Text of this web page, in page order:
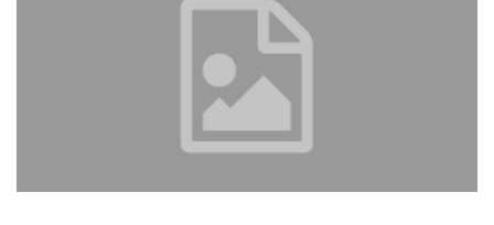
MARKETING FREELANCE KONSULTAN HUKUM